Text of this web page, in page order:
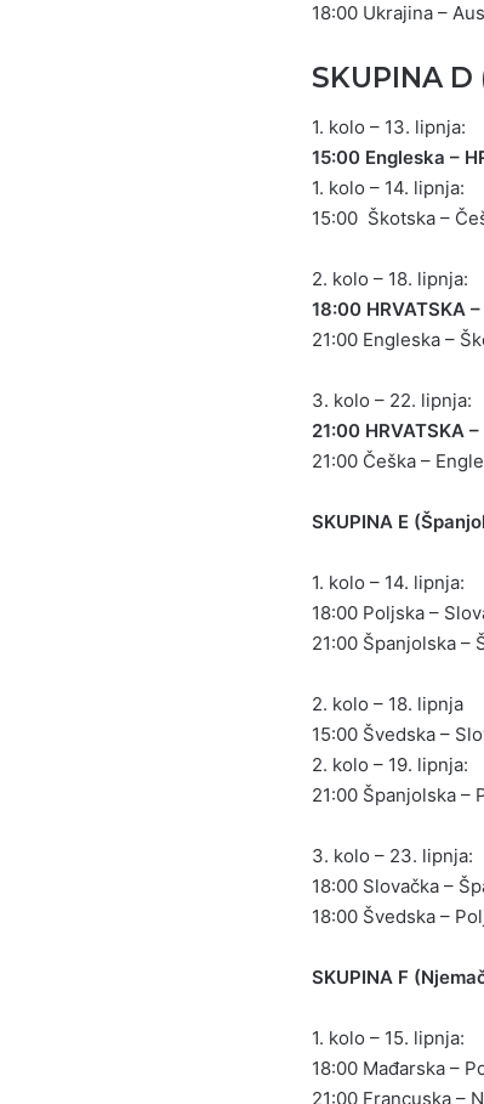
18:00 Ukrajina –
SKUPINA
1. kolo – 13. lipnja:
15:00 Engleska –
1. kolo – 14. lipnja:
15:00 Škotska –
2. kolo – 18. lipnja:
18:00 HRVATSKA
21:00 Engleska –
3. kolo – 22. lipnja:
21:00 HRVATSKA
21:00 Češka –
SKUPINA E
1. kolo – 14. lipnja:
18:00 Poljska –
21:00 Španjolska –
2. kolo – 18. lipnja
15:00 Švedska –
2. kolo – 19. lipnja:
21:00 Španjolska –
3. kolo – 23. lipnja:
18:00 Slovačka –
18:00 Švedska –
SKUPINA F
1. kolo – 15. lipnja:
18:00 Mađarska –
21:00 Francuska –